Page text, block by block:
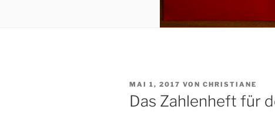
VERÖFFENTLICHT
AM
MAI 1, 2017 VON CHRISTIANE
Das Zahlenheft für